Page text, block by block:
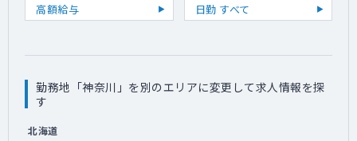
高額給与 日勤 すべて
勤務地「神奈川」を別のエリアに変更して求人情報を探
す
北海道